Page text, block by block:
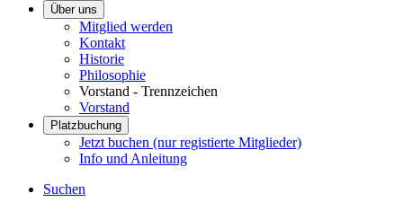
Über uns
Mitglied werden
Kontakt
Historie
Philosophie
Vorstand - Trennzeichen
Vorstand
Platzbuchung
Jetzt buchen (nur registierte Mitglieder)
Info und Anleitung
Suchen